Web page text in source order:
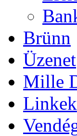
Brünn
Üzenet
Mille
Linkek